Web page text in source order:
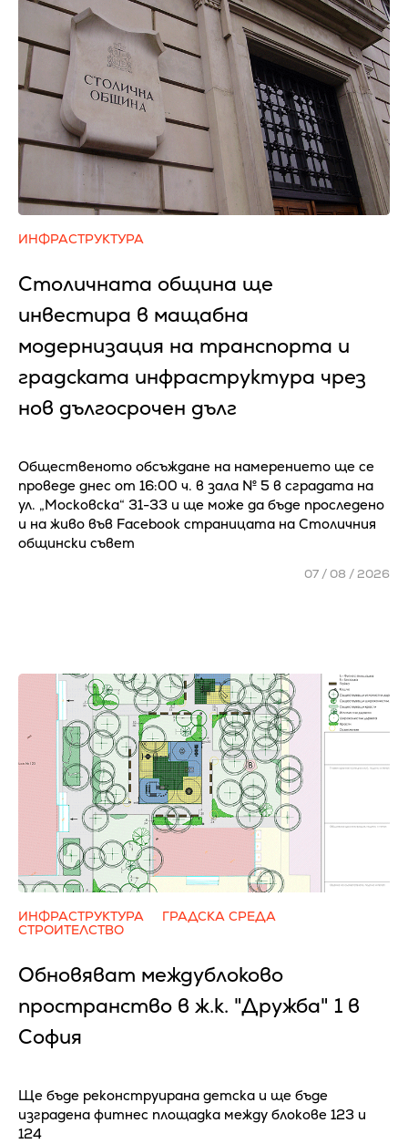
ИНФРАСТРУКТУРА
Столичната община ще
инвестира в мащабна
модернизация на транспорта и
градската инфраструктура чрез
нов дългосрочен дълг
Общественото обсъждане на намерението ще се
проведе днес от 16:00 ч. в зала № 5 в сградата на
ул. „Московска“ 31-33 и ще може да бъде проследено
и на живо във Facebook страницата на Столичния
общински съвет
07 / 08 / 2026
ИНФРАСТРУКТУРА
ГРАДСКА СРЕДА
СТРОИТЕЛСТВО
Обновяват междублоково
пространство в ж.к. "Дружба" 1 в
София
Ще бъде реконструирана детска и ще бъде
изградена фитнес площадка между блокове 123 и
124